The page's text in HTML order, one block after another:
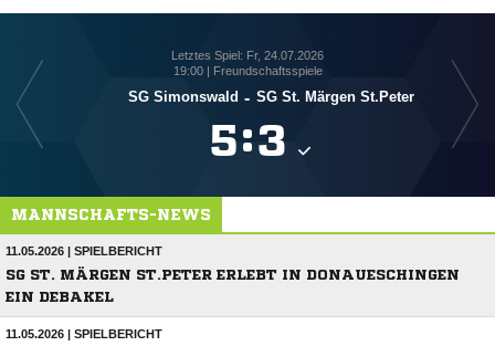
Letztes Spiel: Fr, 24.07.2026
19:00 | Freundschaftsspiele
SG Simonswald - SG St. Märgen St.Peter
:
MANNSCHAFTS-NEWS
11.05.2026 | SPIELBERICHT
SG ST. MÄRGEN ST.PETER ERLEBT IN DONAUESCHINGEN
EIN DEBAKEL
11.05.2026 | SPIELBERICHT